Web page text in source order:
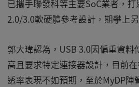
已攜手聯發科等主要SoC業者，
2.0/3.0軟硬體參考設計，期攀上
郭大瑋認為，USB 3.0因偏重資料
高且要求特定連接器設計，目前
透率表現不如預期，至於MyDP陣